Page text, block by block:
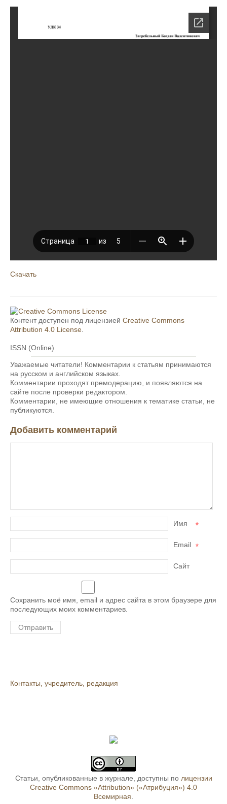
Скачать
Контент доступен под лицензией Creative Commons
Attribution 4.0 License.
ISSN (Online)
Уважаемые читатели! Комментарии к статьям принимаются
на русском и английском языках.
Комментарии проходят премодерацию, и появляются на
сайте после проверки редактором.
Комментарии, не имеющие отношения к тематике статьи, не
публикуются.
Добавить комментарий
Имя *
Email *
Сайт
Сохранить моё имя, email и адрес сайта в этом браузере для
последующих моих комментариев.
Контакты, учредитель, редакция
Статьи, опубликованные в журнале, доступны по лицензии
Creative Commons «Attribution» («Атрибуция») 4.0
Всемирная.